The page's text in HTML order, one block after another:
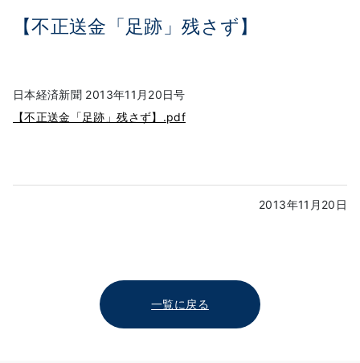
【不正送金「足跡」残さず】
日本経済新聞 2013年11月20日号
【不正送金「足跡」残さず】.pdf
2013年11月20日
一覧に戻る